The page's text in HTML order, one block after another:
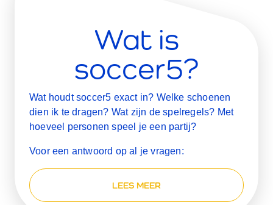
Wat is
soccer5?
Wat houdt soccer5 exact in? Welke schoenen
dien ik te dragen? Wat zijn de spelregels? Met
hoeveel personen speel je een partij?
Voor een antwoord op al je vragen:
LEES MEER